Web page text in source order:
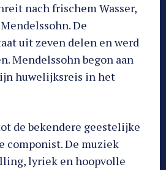
nach frischem Wasser,
De
uit zeven delen en werd
Mendelssohn begon aan
huwelijksreis in het
de bekendere geestelijke
componist. De muziek
lyriek en hoopvolle